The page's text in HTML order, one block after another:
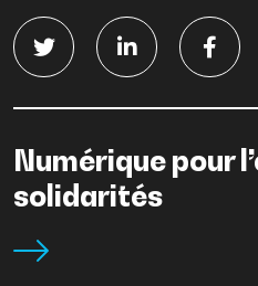
Numérique pour
solidarités